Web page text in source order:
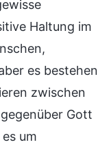
Haltung im
es bestehen
zwischen
Gott
um